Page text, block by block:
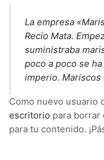
La empresa
Recio Mata.
suministraba
poco a poco se
imperio. Mariscos
Como nuevo usuario
escritorio para borrar
para tu contenido.